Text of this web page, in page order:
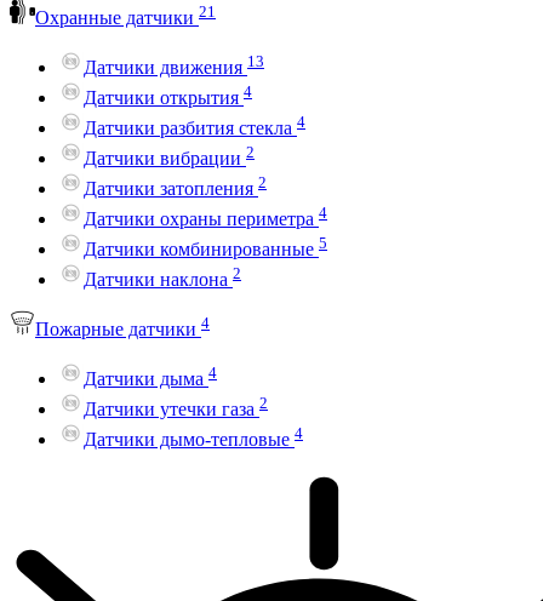
Охранные датчики 21
Датчики движения 13
Датчики открытия 4
Датчики разбития стекла 4
Датчики вибрации 2
Датчики затопления 2
Датчики охраны периметра 4
Датчики комбинированные 5
Датчики наклона 2
Пожарные датчики 4
Датчики дыма 4
Датчики утечки газа 2
Датчики дымо-тепловые 4